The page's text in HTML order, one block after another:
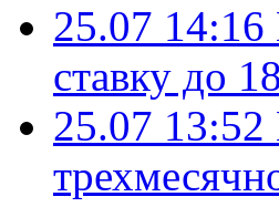
25.07 14:16
ставку до
25.07 13:52